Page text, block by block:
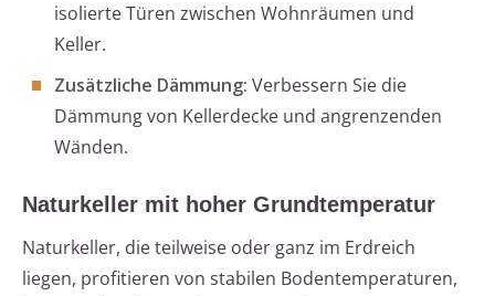
isolierte Türen zwischen Wohnräumen und
Keller.
Zusätzliche Dämmung: Verbessern Sie die
Dämmung von Kellerdecke und angrenzenden
Wänden.
Naturkeller mit hoher Grundtemperatur
Naturkeller, die teilweise oder ganz im Erdreich
liegen, profitieren von stabilen Bodentemperaturen,